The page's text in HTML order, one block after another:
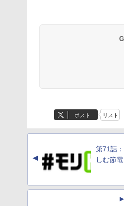
AIイラ
Labo)
テリー、広告なし、
ブラック
チディ
書籍リ
ポスト リスト
▲
第71話
しむ節電